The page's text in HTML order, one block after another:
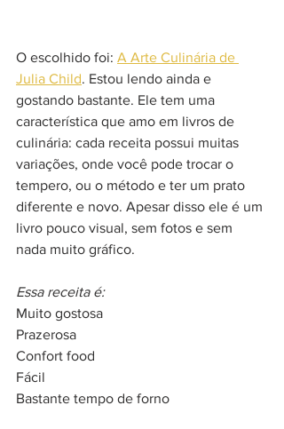
O escolhido foi: A Arte Culinária de
Julia Child. Estou lendo ainda e
gostando bastante. Ele tem uma
característica que amo em livros de
culinária: cada receita possui muitas
variações, onde você pode trocar o
tempero, ou o método e ter um prato
diferente e novo. Apesar disso ele é um
livro pouco visual, sem fotos e sem
nada muito gráfico.
Essa receita é:
Muito gostosa
Prazerosa
Confort food
Fácil
Bastante tempo de forno